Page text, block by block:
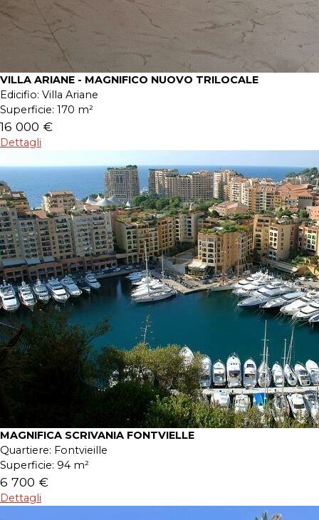
VILLA ARIANE - MAGNIFICO NUOVO TRILOCALE
Edicifio: Villa Ariane
Superficie: 170 m²
16 000 €
Dettagli
MAGNIFICA SCRIVANIA FONTVIELLE
Quartiere: Fontvieille
Superficie: 94 m²
6 700 €
Dettagli